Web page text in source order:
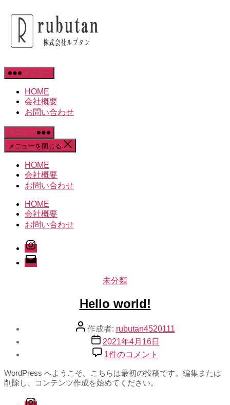
コ
ン
へ
ス
メニュー
HOME
会社概要
お問い合わせ
メニュー
メニューを閉じる
HOME
会社概要
お問い合わせ
HOME
会社概要
お問い合わせ
Instagram
メ
ー
カ
ゴ
リ
未分類
Hello world!
投 作成者: rubutan4520111
投
稿
2021年4月16日
Hello
world!
へ
の
1件のコメント
WordPress へようこそ。こちらは最初の投稿です。編集または
削除し、コンテンツ作成を始めてください。
Instagram